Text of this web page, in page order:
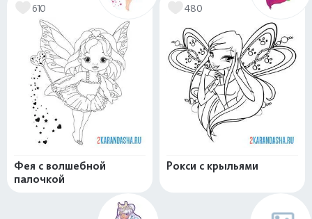
610
Фея с волшебной
палочкой
480
Рокси с крыльями